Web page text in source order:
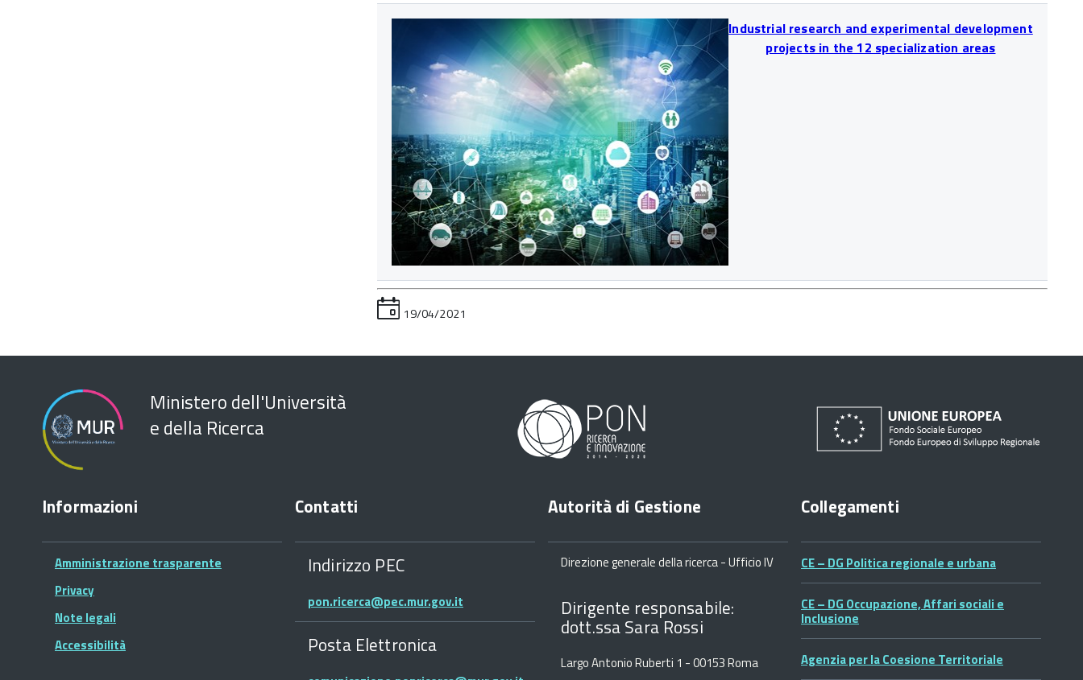
Industrial research and experimental development
projects in the 12 specialization areas
19/04/2021
Ministero dell'Università
e della Ricerca
Informazioni
Amministrazione trasparente
Privacy
Note legali
Accessibilità
Contatti
Indirizzo PEC
pon.ricerca@pec.mur.gov.it
Posta Elettronica
Autorità di Gestione
Direzione generale della ricerca - Ufficio IV
Dirigente responsabile:
dott.ssa Sara Rossi
Largo Antonio Ruberti 1 - 00153 Roma
Collegamenti
CE – DG Politica regionale e urbana
CE – DG Occupazione, Affari sociali e
Inclusione
Agenzia per la Coesione Territoriale